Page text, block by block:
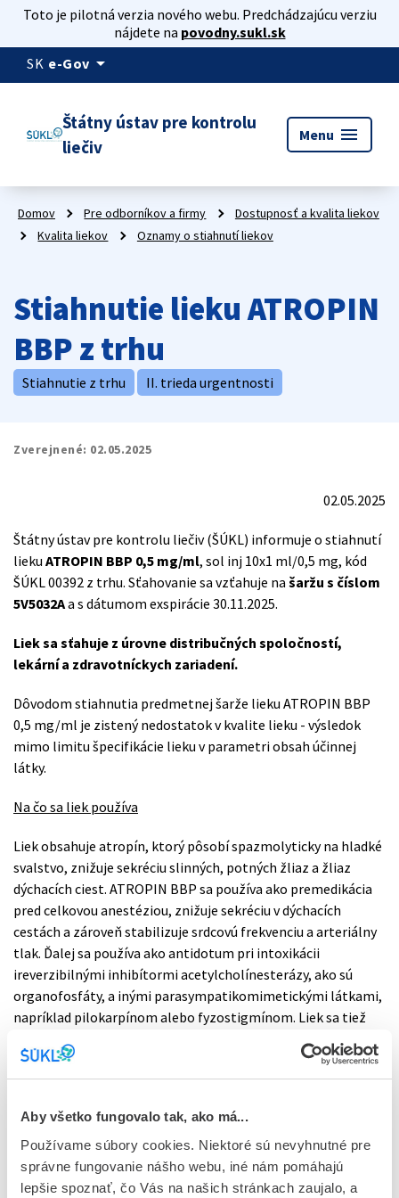
Aby všetko fungovalo tak, ako má...
Používame súbory cookies. Niektoré sú nevyhnutné pre
správne fungovanie nášho webu, iné nám pomáhajú
lepšie spoznať, čo Vás na našich stránkach zaujalo, a
Toto je pilotná verzia nového webu. Predchádzajúcu verziu
nájdete na povodny.sukl.sk
SK e-Gov arrow_drop_down
Štátny ústav pre kontrolu
liečiv
Menu menu
Domov Pre odborníkov a firmy
Dostupnosť a kvalita liekov
Kvalita liekov
Oznamy o stiahnutí liekov
Stiahnutie lieku ATROPIN
BBP z trhu
Stiahnutie z trhu II. trieda urgentnosti
Zverejnené: 02.05.2025
02.05.2025
Štátny ústav pre kontrolu liečiv (ŠÚKL) informuje o stiahnutí
lieku ATROPIN BBP 0,5 mg/ml, sol inj 10x1 ml/0,5 mg, kód
ŠÚKL 00392 z trhu. Sťahovanie sa vzťahuje na šaržu s číslom
5V5032Aa s dátumom exspirácie 30.11.2025.
Liek sa sťahuje z úrovne distribučných spoločností,
lekární a zdravotníckych zariadení.
Dôvodom stiahnutia predmetnej šarže lieku ATROPIN BBP
0,5 mg/ml je zistený nedostatok v kvalite lieku - výsledok
mimo limitu špecifikácie lieku v parametri obsah účinnej
látky.
Na čo sa liek používa
Liek obsahuje atropín, ktorý pôsobí spazmolyticky na hladké
svalstvo, znižuje sekréciu slinných, potných žliaz a žliaz
dýchacích ciest. ATROPIN BBP sa používa ako premedikácia
pred celkovou anestéziou, znižuje sekréciu v dýchacích
cestách a zároveň stabilizuje srdcovú frekvenciu a arteriálny
tlak. Ďalej sa používa ako antidotum pri intoxikácii
ireverzibilnými inhibítormi acetylcholínesterázy, ako sú
organofosfáty, a inými parasympatikomimetickými látkami,
napríklad pilokarpínom alebo fyzostigmínom. Liek sa tiež
používa pri liečbe bradykardicko-hypotenzívneho syndrómu,
najmä pri akútnom infarkte myokardu s postihnutím spodnej
a zadnej steny myokardu. Používa sa aj pri podozrení na
45/min. Okrem toho slúži ako pomocný liek pri
bradykardiách, ktoré môžu byť spôsobené digitalisovými
kardiotonikami. V kardiológii sa ATROPIN BBP používa aj ako
súčasť atropínového testu, ktorý pomáha diagnostikovať